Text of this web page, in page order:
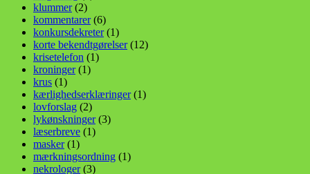
klummer(2)
kommentarer(6)
konkursdekreter(1)
korte bekendtgørelser(12)
krisetelefon (1)
kroninger(1)
krus (1)
kærlighedserklæringer(1)
lovforslag (2)
lykønskninger(3)
læserbreve (1)
masker(1)
mærkningsordning (1)
nekrologer(3)